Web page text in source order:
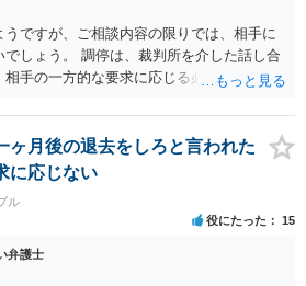
ですが、ご相談内容の限りでは、相手に
しょう。 調停は、裁判所を介した話し合
手の一方的な要求に応じる必要はなく、
得いかない場合は調停不調で終了にして
ると裁判になりますが、相手に正当事由が
ますので、立退請求は棄却、または相当程
立退請求は認められないと思います。た
用はかかりますが、弁護士を立てること
ください！
ヶ月後の退去をしろと言われた
に応じない
ル
役にたった 15
弁護士